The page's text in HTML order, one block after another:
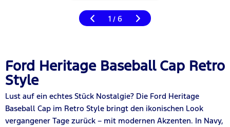
1 / 6
Ford Heritage Baseball Cap Retro
Style
Lust auf ein echtes Stück Nostalgie? Die Ford Heritage
Baseball Cap im Retro Style bringt den ikonischen Look
vergangener Tage zurück – mit modernen Akzenten. In Navy,